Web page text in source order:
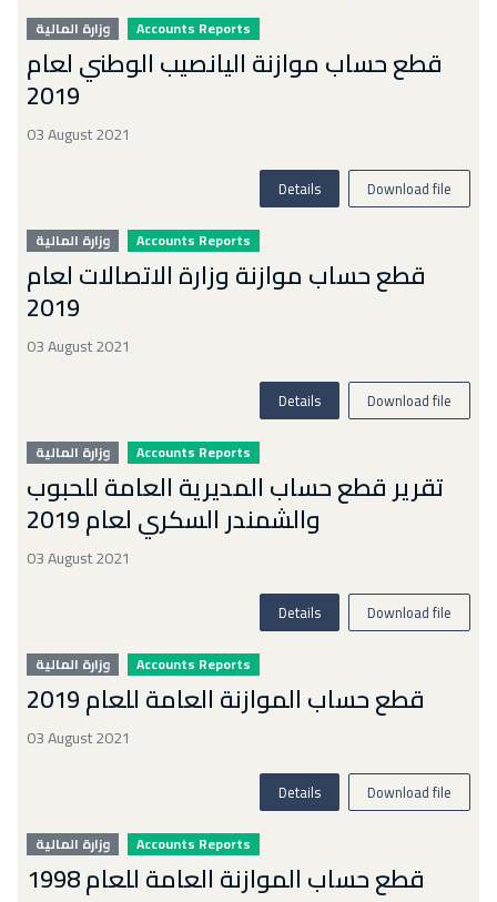
وزارة المالية Accounts Reports
قطع حساب موازنة اليانصيب الوطني لعام
2019
03 August 2021
Details Download file
وزارة المالية Accounts Reports
قطع حساب موازنة وزارة الاتصالات لعام
2019
03 August 2021
Details Download file
وزارة المالية Accounts Reports
تقرير قطع حساب المديرية العامة للحبوب
والشمندر السكري لعام 2019
03 August 2021
Details Download file
وزارة المالية Accounts Reports
قطع حساب الموازنة العامة للعام 2019
03 August 2021
Details Download file
وزارة المالية Accounts Reports
قطع حساب الموازنة العامة للعام 1998